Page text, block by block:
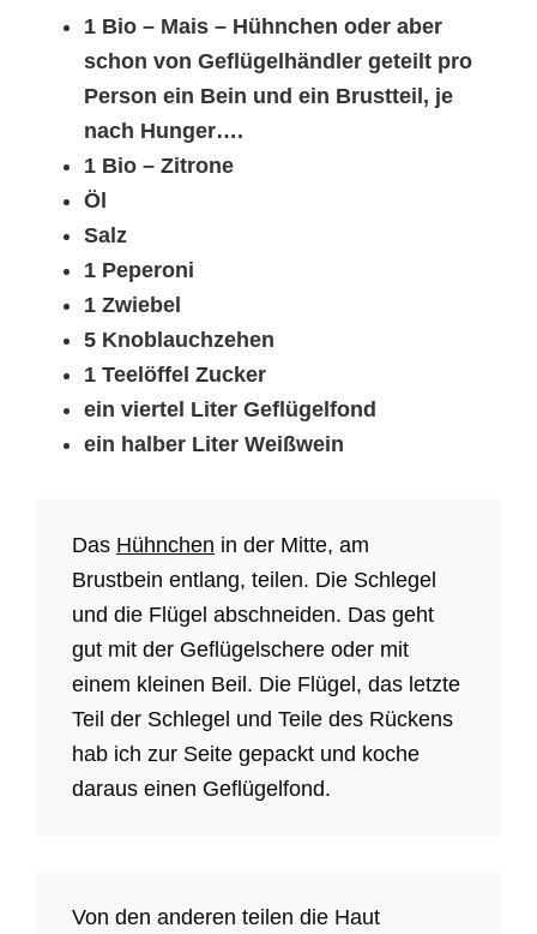
1 Bio – Mais – Hühnchen oder aber
schon von Geflügelhändler geteilt pro
Person ein Bein und ein Brustteil, je
nach Hunger….
1 Bio – Zitrone
Öl
Salz
1 Peperoni
1 Zwiebel
5 Knoblauchzehen
1 Teelöffel Zucker
ein viertel Liter Geflügelfond
ein halber Liter Weißwein
Das Hühnchen in der Mitte, am
Brustbein entlang, teilen. Die Schlegel
und die Flügel abschneiden. Das geht
gut mit der Geflügelschere oder mit
einem kleinen Beil. Die Flügel, das letzte
Teil der Schlegel und Teile des Rückens
hab ich zur Seite gepackt und koche
daraus einen Geflügelfond.
Von den anderen teilen die Haut